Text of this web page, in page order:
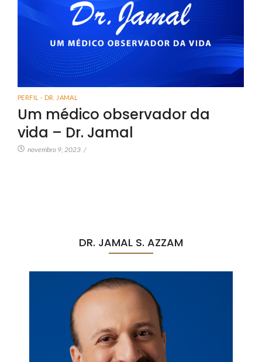
PERFIL - DR. JAMAL
Um médico observador da
vida – Dr. Jamal
novembro 9, 2023 /
DR. JAMAL S. AZZAM